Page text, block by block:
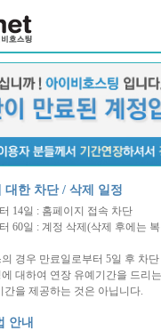
대한 차단 / 삭제 일정
14일 : 홈페이지 접속 차단
60일 : 계정 삭제(삭제 후에는
경우 만료일로부터 5일 후 차
대하여 연장 유예기간을 드리
간을 제공하는 것은 아닙니다.
안내